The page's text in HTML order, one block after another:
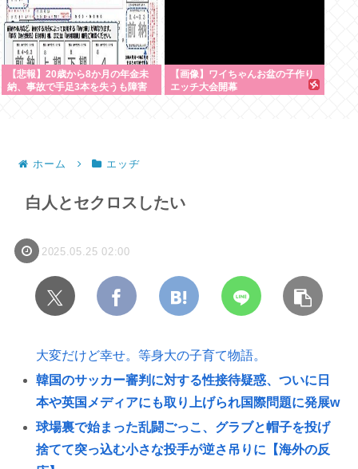
【悲報】20歳から8か月の年金未
納、事故で手足3本を失うも障害
【画像】ワイちゃんお盆の子作り
エッチ大会開幕
ホーム エッヂ
白人とセクロスしたい
2025.05.25 02:00
大変だけど幸せ。等身大の子育て物語。
韓国のサッカー審判に対する性接待疑惑、ついに日
本や英国メディアにも取り上げられ国際問題に発展w
球場裏で始まった乱闘ごっこ、グラブと帽子を投げ
捨てて突っ込む小さな投手が逆さ吊りに【海外の反